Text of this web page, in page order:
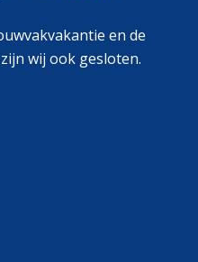
en de
wij ook gesloten.